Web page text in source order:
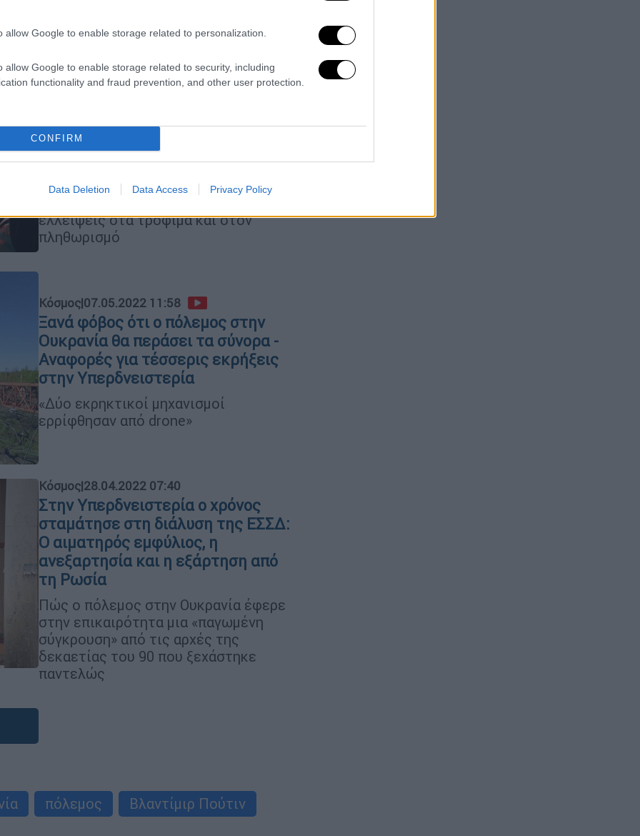
allow Google to enable storage related to personalization.
allow Google to enable storage related to security, including
functionality and fraud prevention, and other user protection.
CONFIRM
Data Deletion Data Access Privacy Policy
λαό της Ουκρανίας ως τη νίκη
Κόσμος|10.05.2022 17:53
Ζοφερή πρόβλεψη από τις
Υπερδνειστερία θέλει ο Πούτιν -
Βραχυπρόθεσμος στόχος το
Ντονμπάς
Η Ρωσία πιστεύει ότι η πίεση της
ελλείψεις στα τρόφιμα και στον
πληθωρισμό
Κόσμος|07.05.2022 11:58
Ξανά φόβος ότι ο πόλεμος στην
Ουκρανία θα περάσει τα σύνορα -
Αναφορές για τέσσερις εκρήξεις
στην Υπερδνειστερία
«Δύο εκρηκτικοί μηχανισμοί
ερρίφθησαν από drone»
Κόσμος|28.04.2022 07:40
Στην Υπερδνειστερία ο χρόνος
σταμάτησε στη διάλυση της ΕΣΣΔ:
Ο αιματηρός εμφύλιος, η
ανεξαρτησία και η εξάρτηση από
τη Ρωσία
Πώς ο πόλεμος στην Ουκρανία έφερε
στην επικαιρότητα μια «παγωμένη
σύγκρουση» από τις αρχές της
δεκαετίας του 90 που ξεχάστηκε
παντελώς
πόλεμος
Βλαντίμιρ Πούτιν